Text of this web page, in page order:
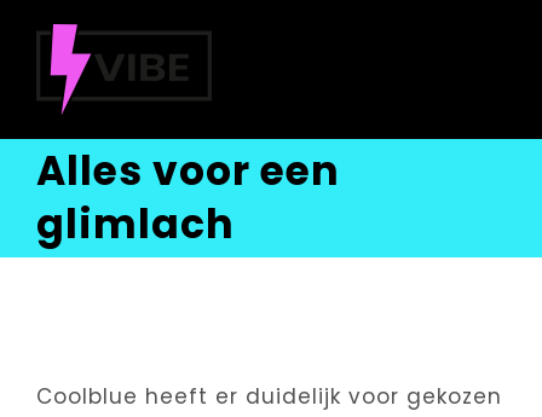
naar
inhoud
Alles voor een
glimlach
Coolblue heeft er duidelijk voor gekozen